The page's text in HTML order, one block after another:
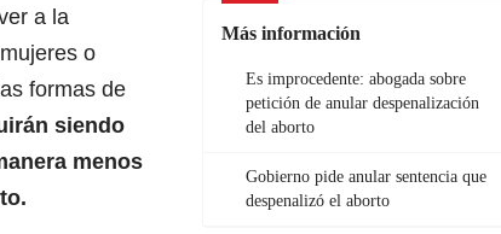
Más información
Es improcedente: abogada sobre
petición de anular despenalización
del aborto
Gobierno pide anular sentencia que
despenalizó el aborto
a la
o
formas de
siendo
menos